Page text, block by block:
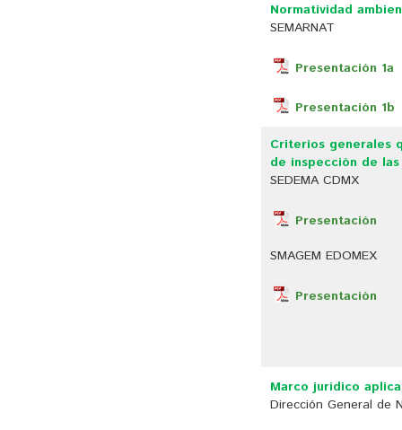
Normatividad
SEMARNAT
Presentación 1a
Presentación 1b
Criterios generales
de inspección de
SEDEMA CDMX
Presentación
SMAGEM EDOMEX
Presentación
Marco jurídico
Dirección General de